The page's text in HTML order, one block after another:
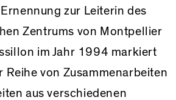
zur Leiterin des
Zentrums von Montpellier
im Jahr 1994 markiert
Reihe von Zusammenarbeiten
aus verschiedenen